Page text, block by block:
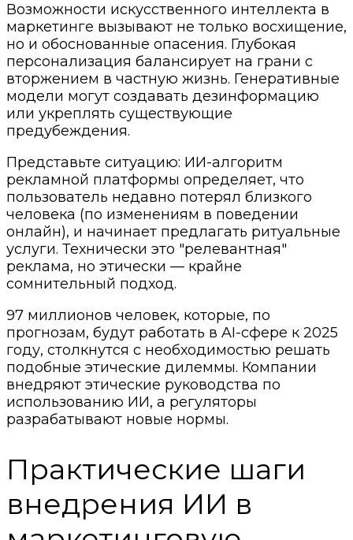
Возможности искусственного интеллекта в
маркетинге вызывают не только восхищение,
но и обоснованные опасения. Глубокая
персонализация балансирует на грани с
вторжением в частную жизнь. Генеративные
модели могут создавать дезинформацию
или укреплять существующие
предубеждения.
Представьте ситуацию: ИИ-алгоритм
рекламной платформы определяет, что
пользователь недавно потерял близкого
человека (по изменениям в поведении
онлайн), и начинает предлагать ритуальные
услуги. Технически это "релевантная"
реклама, но этически — крайне
сомнительный подход.
97 миллионов человек, которые, по
прогнозам, будут работать в AI-сфере к 2025
году, столкнутся с необходимостью решать
подобные этические дилеммы. Компании
внедряют этические руководства по
использованию ИИ, а регуляторы
разрабатывают новые нормы.
Практические шаги
внедрения ИИ в